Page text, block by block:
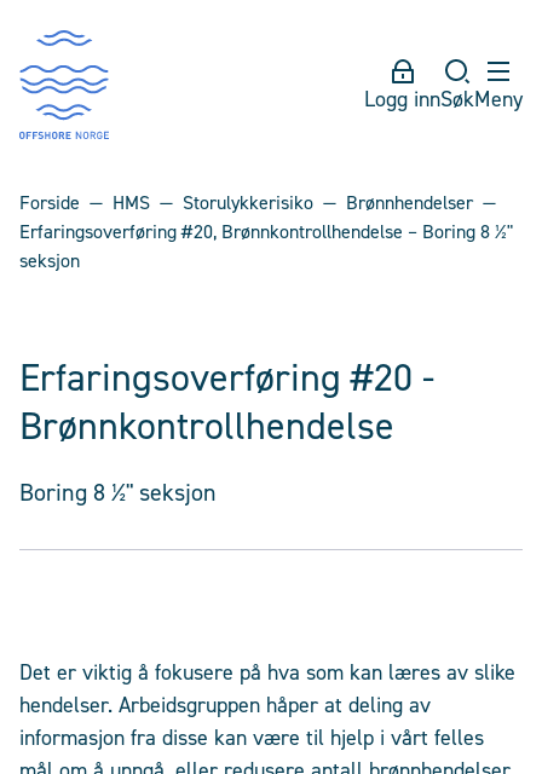
Logg innSøkMeny
Forside HMS Storulykkerisiko
Brønnhendelser
Erfaringsoverføring #20, Brønnkontrollhendelse – Boring 8 ½"
seksjon
Erfaringsoverføring #20 -
Brønnkontrollhendelse
Boring 8 ½" seksjon
Det er viktig å fokusere på hva som kan læres av slike
hendelser. Arbeidsgruppen håper at deling av
informasjon fra disse kan være til hjelp i vårt felles